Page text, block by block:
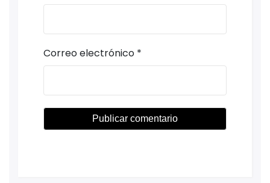
Correo electrónico *